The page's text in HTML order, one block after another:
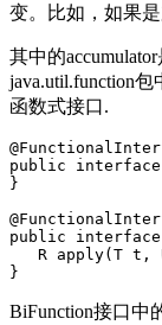
变。比如，如果
其中的
java.util.function
函数式接口.
@
public
interface
}
@
public
interface
R apply( T t ,
}
BiFunction接口中